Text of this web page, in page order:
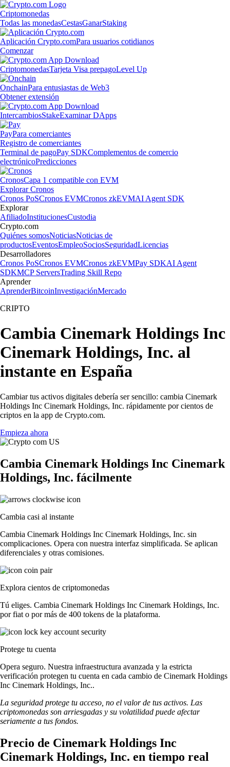
Criptomonedas
Todas las monedasCestasGanarStaking
Aplicación Crypto.comPara usuarios cotidianos
Comenzar
CriptomonedasTarjeta Visa prepagoLevel Up
OnchainPara entusiastas de Web3
Obtener extensión
IntercambiosStakeExaminar DApps
PayPara comerciantes
Registro de comerciantes
Terminal de pagoPay SDKComplementos de comercio
electrónicoPredicciones
CronosCapa 1 compatible con EVM
Explorar Cronos
Cronos PoSCronos EVMCronos zkEVMAI Agent SDK
Explorar
AfiliadoInstitucionesCustodia
Crypto.com
Quiénes somosNoticiasNoticias de
productosEventosEmpleoSociosSeguridadLicencias
Desarrolladores
Cronos PoSCronos EVMCronos zkEVMPay SDKAI Agent
SDKMCP ServersTrading Skill Repo
Aprender
AprenderBitcoinInvestigaciónMercado
CRIPTO
Cambia Cinemark Holdings Inc
Cinemark Holdings, Inc. al
instante en España
Cambiar tus activos digitales debería ser sencillo: cambia Cinemark
Holdings Inc Cinemark Holdings, Inc. rápidamente por cientos de
criptos en la app de Crypto.com.
Empieza ahora
Cambia Cinemark Holdings Inc Cinemark
Holdings, Inc. fácilmente
Cambia casi al instante
Cambia Cinemark Holdings Inc Cinemark Holdings, Inc. sin
complicaciones. Opera con nuestra interfaz simplificada. Se aplican
diferenciales y otras comisiones.
Explora cientos de criptomonedas
Tú eliges. Cambia Cinemark Holdings Inc Cinemark Holdings, Inc.
por fiat o por más de 400 tokens de la plataforma.
Protege tu cuenta
Opera seguro. Nuestra infraestructura avanzada y la estricta
verificación protegen tu cuenta en cada cambio de Cinemark Holdings
Inc Cinemark Holdings, Inc..
La seguridad protege tu acceso, no el valor de tus activos. Las
criptomonedas son arriesgadas y su volatilidad puede afectar
seriamente a tus fondos.
Precio de Cinemark Holdings Inc
Cinemark Holdings, Inc. en tiempo real